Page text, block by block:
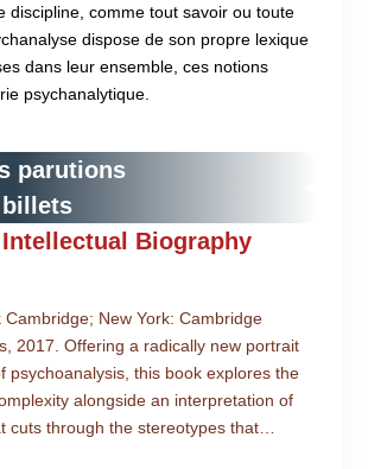
discipline, comme tout savoir ou toute
dispose de son propre lexique
dans leur ensemble, ces notions
psychanalytique.
parutions
billets
Biography
Cambridge; New York: Cambridge
2017. Offering a radically new portrait
psychoanalysis, this book explores the
alongside an interpretation of
cuts through the stereotypes that…